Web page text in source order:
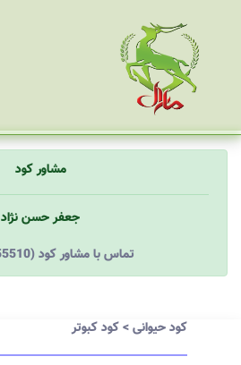
مشاور کود
جعفر حسن نژاد
(09190555510) تماس با مشاور کود
کود حیوانی>کود کبوتر